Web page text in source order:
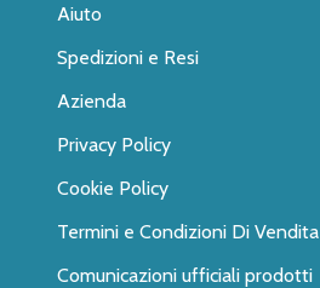
Aiuto
Spedizioni e Resi
Azienda
Privacy Policy
Cookie Policy
Termini e Condizioni Di Vendita
Comunicazioni ufficiali prodotti